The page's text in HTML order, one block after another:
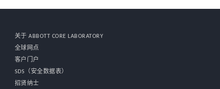
关于 ABBOTT CORE LABORATORY
全球网点
客户门户
SDS（安全数据表）
招贤纳士